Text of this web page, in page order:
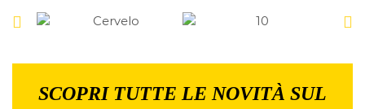
SCOPRI TUTTE LE NOVITÀ SUL